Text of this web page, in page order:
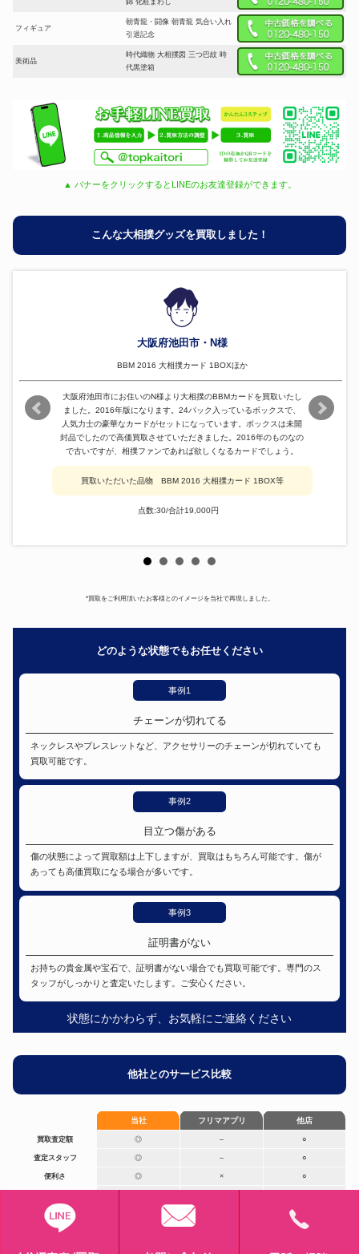
フィギュア
朝青龍・闘像 朝青龍 気合い入れ
引退記念
美術品
時代織物 大相撲図 三つ巴紋 時
代黒塗箱
▲ バナーをクリックするとLINEのお友達登録ができます。
こんな大相撲グッズを買取しました！
大阪府池田市・N様
BBM 2016 大相撲カード 1BOXほか
大阪府池田市にお住いのN様より大相撲のBBMカードを買取いたし
ました。2016年版になります。24パック入っているボックスで、
人気力士の豪華なカードがセットになっています。ボックスは未開
封品でしたので高価買取させていただきました。2016年のものなの
で古いですが、相撲ファンであれば欲しくなるカードでしょう。
買取いただいた品物 BBM 2016 大相撲カード 1BOX等
点数:30/合計19,000円
*買取をご利用頂いたお客様とのイメージを当社で再現しました。
どのような状態でもお任せください
事例1
チェーンが切れてる
ネックレスやブレスレットなど、アクセサリーのチェーンが切れていても
買取可能です。
事例2
目立つ傷がある
傷の状態によって買取額は上下しますが、買取はもちろん可能です。傷が
あっても高価買取になる場合が多いです。
事例3
証明書がない
お持ちの貴金属や宝石で、証明書がない場合でも買取可能です。専門のス
タッフがしっかりと査定いたします。ご安心ください。
状態にかかわらず、お気軽にご連絡ください
他社とのサービス比較
当社 フリマアプリ 他店
買取査定額 ◎ – ⚪︎
査定スタッフ ◎ – ⚪︎
便利さ ◎ × ⚪︎
入金スピード